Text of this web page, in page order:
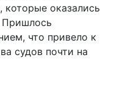
оказались
Пришлось
что привело к
судов почти на